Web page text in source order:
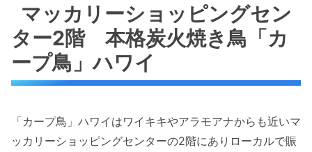
マッカリーショッピングセン
ター2階 本格炭火焼き鳥「カ
ープ鳥」ハワイ
「カープ鳥」ハワイはワイキキやアラモアナからも近いマ
ッカリーショッピングセンターの2階にありローカルで賑